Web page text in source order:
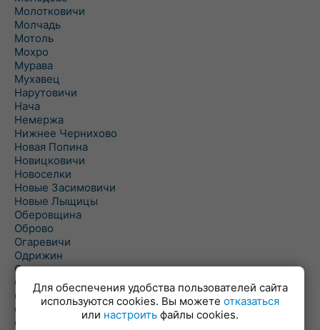
Молотковичи
Молчадь
Мотоль
Мохро
Мурава
Мухавец
Нарутовичи
Нача
Немержа
Нижнее Чернихово
Новая Попина
Новицковичи
Новоселки
Новые Засимовичи
Новые Лыщицы
Оберовщина
Оброво
Огаревичи
Одрижин
Оздамичи
Озяты
Олтуш
Ольманы
Ольпень
Для обеспечения удобства пользователей сайта
используются cookies. Вы можете отказаться
или настроить файлы cookies.